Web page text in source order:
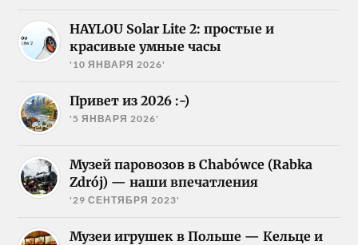
HAYLOU Solar Lite 2: простые и
красивые умные часы
'10 ЯНВАРЯ 2026'
Привет из 2026 :-)
'5 ЯНВАРЯ 2026'
Музей паровозов в Chabówce (Rabka
Zdrój) — наши впечатления
'29 СЕНТЯБРЯ 2023'
Музеи игрушек в Польше — Кельце и